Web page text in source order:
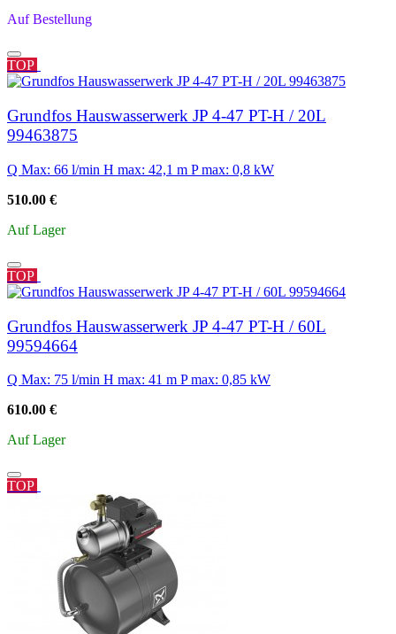
Auf Bestellung
TOP
Grundfos Hauswasserwerk JP 4-47 PT-H / 20L
99463875
Q Max: 66 l/min H max: 42,1 m P max: 0,8 kW
510.00 €
Auf Lager
TOP
Grundfos Hauswasserwerk JP 4-47 PT-H / 60L
99594664
Q Max: 75 l/min H max: 41 m P max: 0,85 kW
610.00 €
Auf Lager
TOP